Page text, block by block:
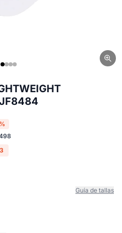
JF8484
Guía de tallas